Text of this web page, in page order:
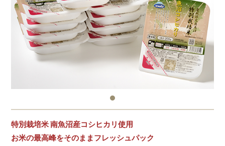
特別栽培米 南魚沼産コシヒカリ使用
お米の最高峰をそのままフレッシュパック